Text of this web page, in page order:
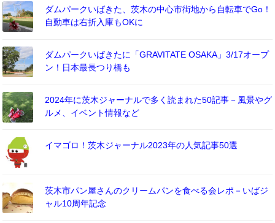
ダムパークいばきた、茨木の中心市街地から自転車でGo！
自動車は右折入庫もOKに
ダムパークいばきたに「GRAVITATE OSAKA」3/17オープ
ン！日本最長つり橋も
2024年に茨木ジャーナルで多く読まれた50記事－風景やグ
ルメ、イベント情報など
イマゴロ！茨木ジャーナル2023年の人気記事50選
茨木市パン屋さんのクリームパンを食べる会レポ－いばジ
ャル10周年記念